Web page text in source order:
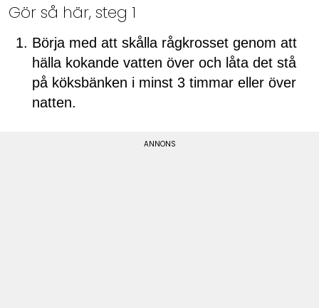
Gör så här, steg 1
Börja med att skålla rågkrosset genom att
hälla kokande vatten över och låta det stå
på köksbänken i minst 3 timmar eller över
natten.